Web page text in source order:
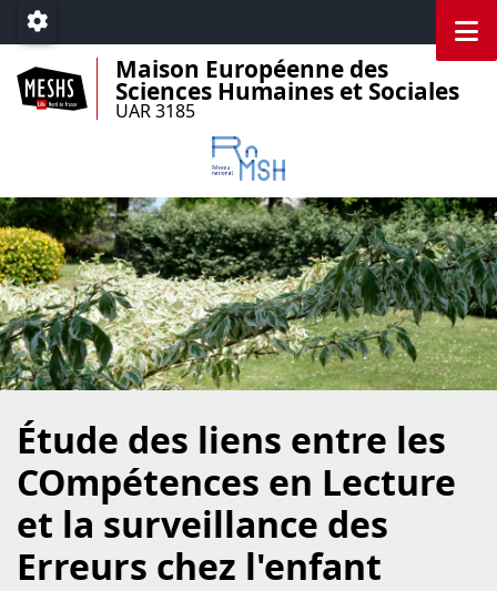
Accéder au menu principal
Accéder au contenu
Paramétrage
Maison Européenne des
Sciences Humaines et Sociales
UAR 3185
Étude des liens entre les
COmpétences en Lecture
et la surveillance des
Erreurs chez l'enfant